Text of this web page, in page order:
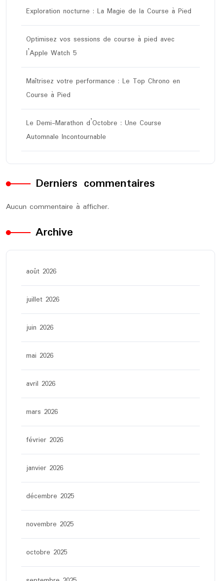
Exploration nocturne : La Magie de la Course à Pied
Optimisez vos sessions de course à pied avec
l’Apple Watch 5
Maîtrisez votre performance : Le Top Chrono en
Course à Pied
Le Demi-Marathon d’Octobre : Une Course
Automnale Incontournable
Derniers commentaires
Aucun commentaire à afficher.
Archive
août 2026
juillet 2026
juin 2026
mai 2026
avril 2026
mars 2026
février 2026
janvier 2026
décembre 2025
novembre 2025
octobre 2025